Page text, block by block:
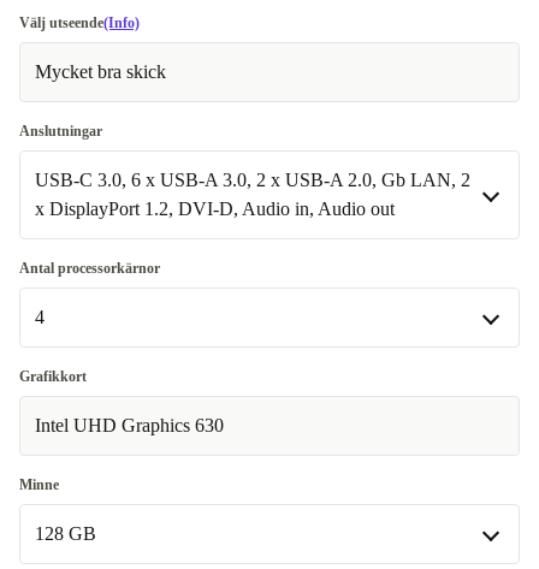
Välj utseende(Info)
Mycket bra skick
Anslutningar
USB-C 3.0, 6 x USB-A 3.0, 2 x USB-A 2.0, Gb LAN, 2
x DisplayPort 1.2, DVI-D, Audio in, Audio out
USB-C 3.0, 6 x USB-A 3.0, 2 x USB-A 2.0, Gb LAN, 2 x
DisplayPort 1.2, DVI-D, Audio in, Audio out
USB-C 3.0, 4 x USB-A 3.1, 2 x USB-A 3.0, 2 x USB-A
2.0, Gb LAN, 2 x DisplayPort 1.2, DVI-D, Audio in,
Audio out
Antal processorkärnor
4
4
Tillgänglig i andra konfigurationer
6
Grafikkort
Intel UHD Graphics 630
Minne
128 GB